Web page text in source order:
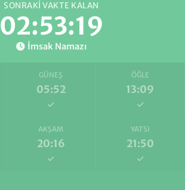
SONRAKI VAKTE KALAN
02:53:18
İmsak Namazı
GÜNEŞ
05:52
ÖĞLE
13:09
AKŞAM
20:16
YATSI
21:50